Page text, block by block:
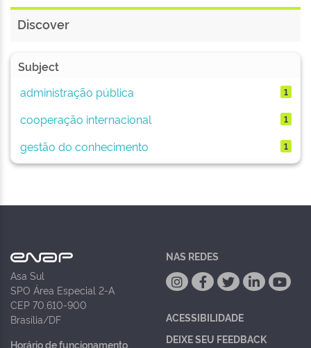
Discover
Subject
administração pública
1
cooperação internacional 1
gestão do conhecimento 1
Asa Sul
SPO Área Especial 2-A
CEP 70.610-900
Brasília/DF
Horário de funcionamento
NAS REDES
ACESSIBILIDADE
DEIXE SEU FEEDBACK